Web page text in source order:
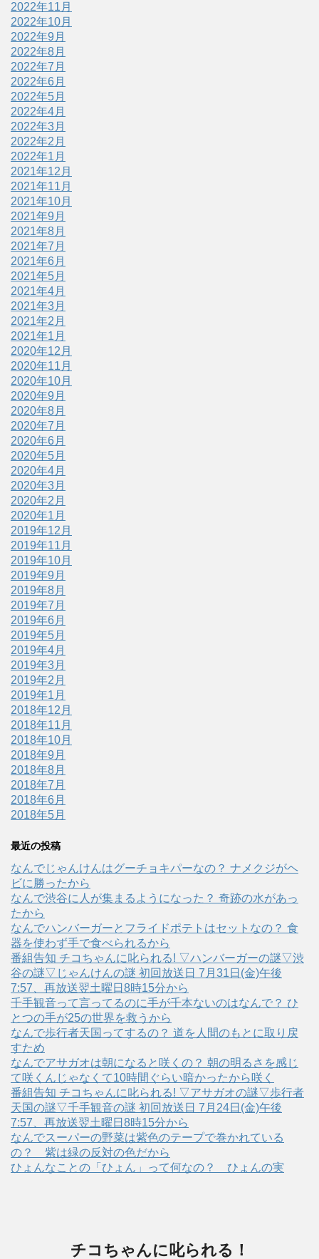
2022年11月
2022年10月
2022年9月
2022年8月
2022年7月
2022年6月
2022年5月
2022年4月
2022年3月
2022年2月
2022年1月
2021年12月
2021年11月
2021年10月
2021年9月
2021年8月
2021年7月
2021年6月
2021年5月
2021年4月
2021年3月
2021年2月
2021年1月
2020年12月
2020年11月
2020年10月
2020年9月
2020年8月
2020年7月
2020年6月
2020年5月
2020年4月
2020年3月
2020年2月
2020年1月
2019年12月
2019年11月
2019年10月
2019年9月
2019年8月
2019年7月
2019年6月
2019年5月
2019年4月
2019年3月
2019年2月
2019年1月
2018年12月
2018年11月
2018年10月
2018年9月
2018年8月
2018年7月
2018年6月
2018年5月
最近の投稿
なんでじゃんけんはグーチョキパーなの？ ナメクジがヘ
ビに勝ったから
なんで渋谷に人が集まるようになった？ 奇跡の水があっ
たから
なんでハンバーガーとフライドポテトはセットなの？ 食
器を使わず手で食べられるから
番組告知 チコちゃんに叱られる! ▽ハンバーガーの謎▽渋
谷の謎▽じゃんけんの謎 初回放送日 7月31日(金)午後
7:57、再放送翌土曜日8時15分から
千手観音って言ってるのに手が千本ないのはなんで？ ひ
とつの手が25の世界を救うから
なんで歩行者天国ってするの？ 道を人間のもとに取り戻
すため
なんでアサガオは朝になると咲くの？ 朝の明るさを感じ
て咲くんじゃなくて10時間ぐらい暗かったから咲く
番組告知 チコちゃんに叱られる! ▽アサガオの謎▽歩行者
天国の謎▽千手観音の謎 初回放送日 7月24日(金)午後
7:57、再放送翌土曜日8時15分から
なんでスーパーの野菜は紫色のテープで巻かれている
の？ 紫は緑の反対の色だから
ひょんなことの「ひょん」って何なの？ ひょんの実
チコちゃんに叱られる！